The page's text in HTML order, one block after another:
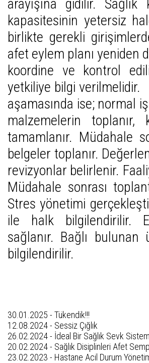
arayışına gidilir.
kapasitesinin yetersiz
birlikte gerekli
afet eylem planı yeniden
koordine ve kontrol
yetkiliye bilgi
aşamasında ise; normal
malzemelerin
tamamlanır. Müdahale
belgeler toplanır.
revizyonlar belirlenir.
Müdahale sonrası
Stres yönetimi
ile halk bilgilendirilir.
sağlanır. Bağlı
bilgilendirilir.
30.01.2025 - Tükendik!!!
12.08.2024 - Sessiz Çığlık
26.02.2024 - İdeal Bir Sağlık Sevk
20.02.2024 - Sağlık Disiplinleri Afet
23.02.2023 - Hastane Acil Durum